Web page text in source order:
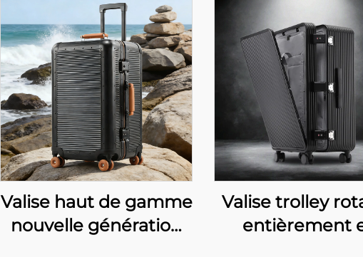
Valise haut de gamme
nouvelle génération
Valise trolley
entièrement